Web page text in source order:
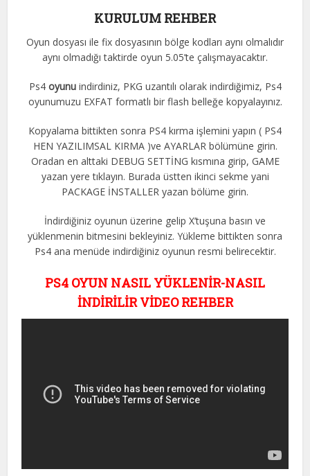
KURULUM REHBER
Oyun dosyası ile fix dosyasının bölge kodları aynı olmalıdır
aynı olmadığı taktirde oyun 5.05’te çalışmayacaktır.
Ps4 oyunuindirdiniz, PKG uzantılı olarak indirdiğimiz, Ps4
oyunumuzu EXFAT formatlı bir flash belleğe kopyalayınız.
Kopyalama bittikten sonra PS4 kırma işlemini yapın ( PS4
HEN YAZILIMSAL KIRMA )ve AYARLAR bölümüne girin.
Oradan en alttaki DEBUG SETTİNG kısmına girip, GAME
yazan yere tıklayın. Burada üstten ikinci sekme yani
PACKAGE İNSTALLER yazan bölüme girin.
İndirdiğiniz oyunun üzerine gelip X’tuşuna basın ve
yüklenmenin bitmesini bekleyiniz. Yükleme bittikten sonra
Ps4 ana menüde indirdiğiniz oyunun resmi belirecektir.
PS4 OYUN NASIL YÜKLENİR-NASIL
İNDİRİLİR VİDEO REHBER